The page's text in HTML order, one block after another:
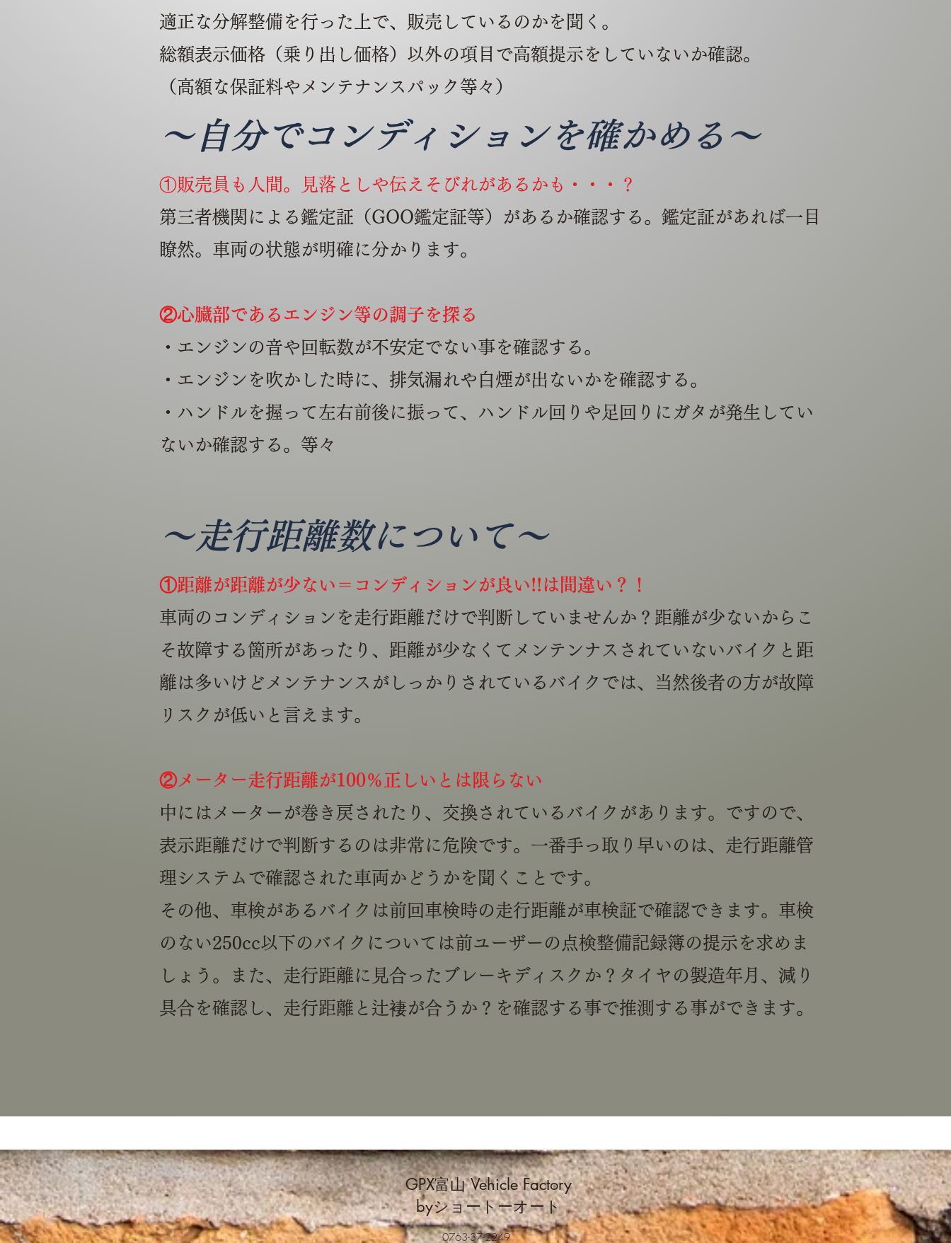
適正な分解整備を行った上で、販売しているのかを聞く。
総額表示価格（乗り出し価格）以外の項目で高額提示をしていないか確認。
（高額な保証料やメンテナンスパック等々）
～自分でコンディションを確かめる～
①販売員も人間。見落としや伝えそびれがあるかも・・・？
第三者機関による鑑定証（GOO鑑定証等）があるか確認する。鑑定証があれば一目
瞭然。車両の状態が明確に分かります。
②心臓部であるエンジン等の調子を探る
・エンジンの音や回転数が不安定でない事を確認する。
・エンジンを吹かした時に、排気漏れや白煙が出ないかを確認する。
・ハンドルを握って左右前後に振って、ハンドル回りや足回りにガタが発生してい
ないか確認する。等々
～走行距離数について～
①距離が距離が少ない＝コンディションが良い!!は間違い？！
車両のコンディションを走行距離だけで判断していませんか？距離が少ないからこ
そ故障する箇所があったり、距離が少なくてメンテンナスされていないバイクと距
離は多いけどメンテナンスがしっかりされているバイクでは、当然後者の方が故障
リスクが低いと言えます。
​②メーター走行距離が100％正しいとは限らない
中にはメーターが巻き戻されたり、交換されているバイクがあります。ですので、
表示距離だけで判断するのは非常に危険です。一番手っ取り早いのは、走行距離管
理システムで確認された車両かどうかを聞くことです。
​その他、車検があるバイクは前回車検時の走行距離が車検証で確認できます。車検
のない250cc以下のバイクについては前ユーザーの点検整備記録簿の提示を求めま
しょう。また、走行距離に見合ったブレーキディスクか？タイヤの製造年月、減り
具合を確認し、走行距離と辻褄が合うか？を確認する事で推測する事ができます。
GPX富山Vehicle Factory
byショートーオート
0763-37-2249